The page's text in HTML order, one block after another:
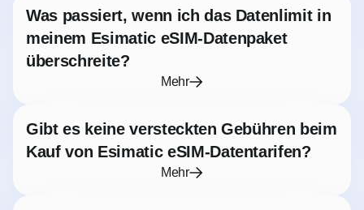
Was passiert, wenn ich das Datenlimit in
meinem Esimatic eSIM-Datenpaket
überschreite?
Mehr
Gibt es keine versteckten Gebühren beim
Kauf von Esimatic eSIM-Datentarifen?
Mehr